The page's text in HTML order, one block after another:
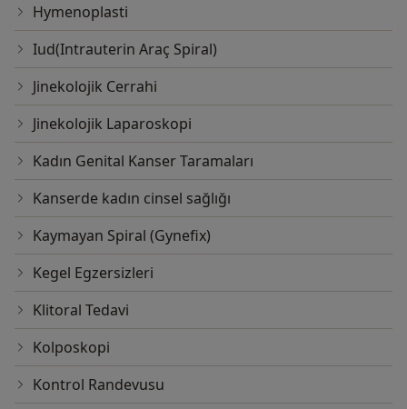
Hymenoplasti
Iud(Intrauterin Araç Spiral)
Jinekolojik Cerrahi
Jinekolojik Laparoskopi
Kadın Genital Kanser Taramaları
Kanserde kadın cinsel sağlığı
Kaymayan Spiral (Gynefix)
Kegel Egzersizleri
Klitoral Tedavi
Kolposkopi
Kontrol Randevusu